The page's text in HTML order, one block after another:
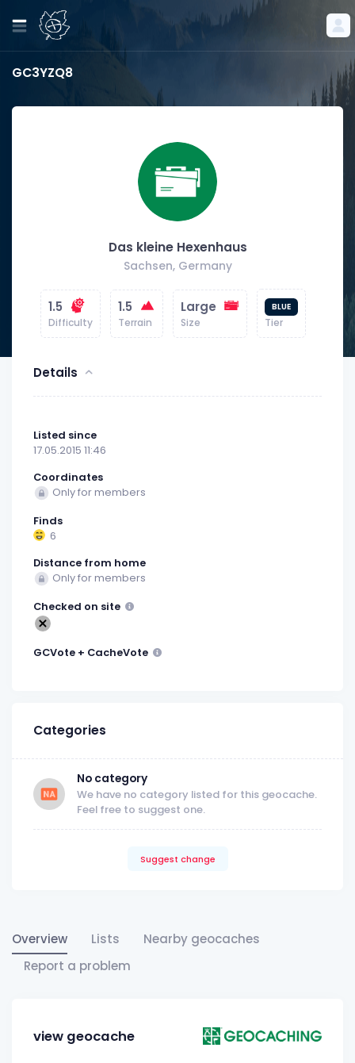
GC3YZQ8
Das kleine Hexenhaus
Sachsen, Germany
1.5
Difficulty
1.5
Terrain
Large
Size
BLUE
Tier
Details
Listed since
17.05.2015 11:46
Coordinates
Only for members
Finds
6
Distance from home
Only for members
Checked on site
GCVote + CacheVote
Categories
No category
We have no category listed for this geocache.
Feel free to suggest one.
Suggest change
Overview Lists
Nearby geocaches
Report a problem
view geocache